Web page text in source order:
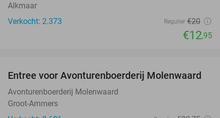
Alkmaar
Verkocht: 2.373
Regulier €20
€12,95
27%
Entree voor Avonturenboerderij Molenwaard
Avonturenboerderij Molenwaard
Groot-Ammers